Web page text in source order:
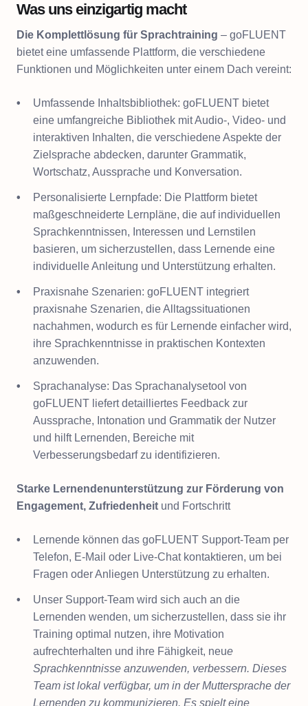
Was uns einzigartig macht
Die Komplettlösung für Sprachtraining – goFLUENT
bietet eine umfassende Plattform, die verschiedene
Funktionen und Möglichkeiten unter einem Dach vereint:
Umfassende Inhaltsbibliothek: goFLUENT bietet
eine umfangreiche Bibliothek mit Audio-, Video- und
interaktiven Inhalten, die verschiedene Aspekte der
Zielsprache abdecken, darunter Grammatik,
Wortschatz, Aussprache und Konversation.
Personalisierte Lernpfade: Die Plattform bietet
maßgeschneiderte Lernpläne, die auf individuellen
Sprachkenntnissen, Interessen und Lernstilen
basieren, um sicherzustellen, dass Lernende eine
individuelle Anleitung und Unterstützung erhalten.
Praxisnahe Szenarien: goFLUENT integriert
praxisnahe Szenarien, die Alltagssituationen
nachahmen, wodurch es für Lernende einfacher wird,
ihre Sprachkenntnisse in praktischen Kontexten
anzuwenden.
Sprachanalyse: Das Sprachanalysetool von
goFLUENT liefert detailliertes Feedback zur
Aussprache, Intonation und Grammatik der Nutzer
und hilft Lernenden, Bereiche mit
Verbesserungsbedarf zu identifizieren.
Starke Lernendenunterstützung zur Förderung von
Engagement, Zufriedenheit und Fortschritt
Lernende können das goFLUENT Support-Team per
Telefon, E-Mail oder Live-Chat kontaktieren, um bei
Fragen oder Anliegen Unterstützung zu erhalten.
Unser Support-Team wird sich auch an die
Lernenden wenden, um sicherzustellen, dass sie ihr
Training optimal nutzen, ihre Motivation
aufrechterhalten und ihre Fähigkeit, neue
Sprachkenntnisse anzuwenden, verbessern. Dieses
Team ist lokal verfügbar, um in der Muttersprache der
Lernenden zu kommunizieren. Es spielt eine